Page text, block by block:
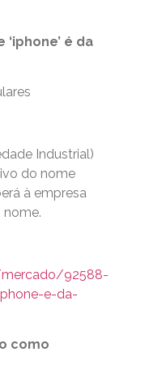
é da
Industrial)
do nome
à empresa
92588-
e-da-
como